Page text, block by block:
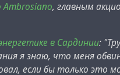
Ambrosiano, главным
в Сардинии:
я знаю, что меня
если бы только это